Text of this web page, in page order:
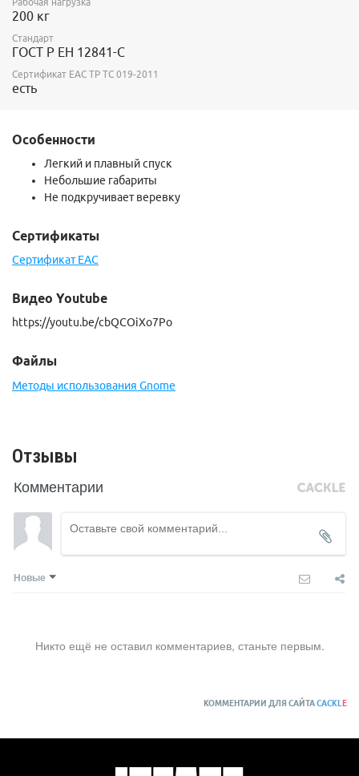
Рабочая нагрузка
200 кг
Стандарт
ГОСТ Р ЕН 12841-C
Сертификат ЕАС ТР ТС 019-2011
есть
Особенности
Легкий и плавный спуск
Небольшие габариты
Не подкручивает веревку
Сертификаты
Сертификат EAC
Видео Youtube
https://youtu.be/cbQCOiXo7Po
Файлы
Методы использования Gnome
Отзывы
Комментарии
Новые
Никто ещё не оставил комментариев, станьте первым.
КОММЕНТАРИИ ДЛЯ САЙТАCACKLE